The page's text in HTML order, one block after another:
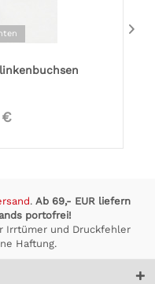
€
. Ab 69,- EUR liefern
portofrei!
Irrtümer und Druckfehler
Haftung.